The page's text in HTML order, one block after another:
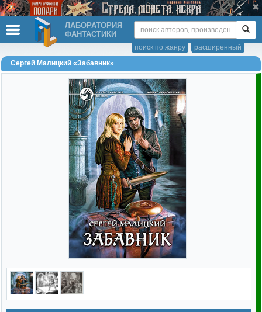
ЛАБОРАТОРИЯ
ФАНТАСТИКИ
расширенный
поиск по жанру
Сергей Малицкий «Забавник»